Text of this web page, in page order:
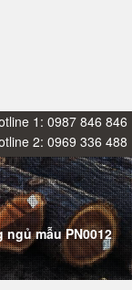
1: 0987 846 846
2: 0969 336 488
ngủ mẫu PN0012